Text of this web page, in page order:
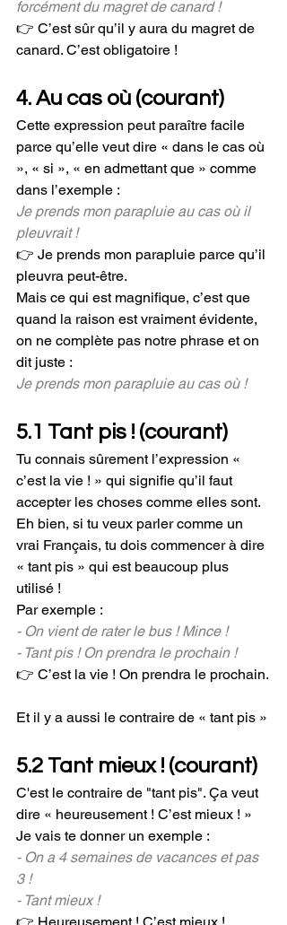
forcément du magret de canard !
👉 C’est sûr qu’il y aura du magret de
canard. C’est obligatoire !
4. Au cas où (courant)
Cette expression peut paraître facile
parce qu’elle veut dire « dans le cas où
», « si », « en admettant que » comme
dans l’exemple :
Je prends mon parapluie au cas où il
pleuvrait !
👉 Je prends mon parapluie parce qu’il
pleuvra peut-être.
Mais ce qui est magnifique, c’est que
quand la raison est vraiment évidente,
on ne complète pas notre phrase et on
dit juste :
Je prends mon parapluie au cas où !
5.1 Tant pis ! (courant)
Tu connais sûrement l’expression «
c’est la vie ! » qui signifie qu’il faut
accepter les choses comme elles sont.
Eh bien, si tu veux parler comme un
vrai Français, tu dois commencer à dire
« tant pis » qui est beaucoup plus
utilisé !
Par exemple :
- On vient de rater le bus ! Mince !
- Tant pis ! On prendra le prochain !
👉 C’est la vie ! On prendra le prochain.
Et il y a aussi le contraire de « tant pis »
5.2 Tant mieux ! (courant)
C'est le contraire de "tant pis". Ça veut
dire « heureusement ! C’est mieux ! »
Je vais te donner un exemple :
- On a 4 semaines de vacances et pas
3 !
- Tant mieux !